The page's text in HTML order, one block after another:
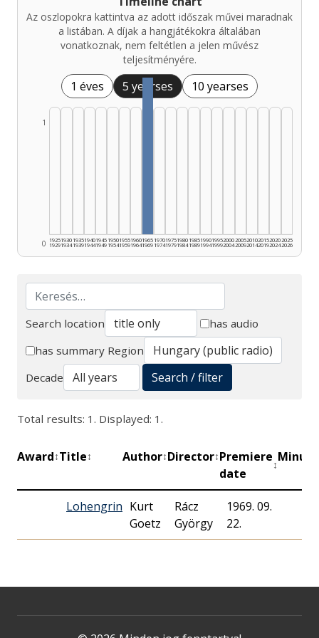
Az oszlopokra kattintva az adott időszak művei maradnak
a listában. A díjak a hangjátékokra általában
vonatkoznak, nem feltétlen a jelen művész
teljesítményére.
1 éves 5 yearses 10 yearses
0
1
1925
1929
1930
1934
1935
1939
1940
1944
1945
1949
1950
1954
1955
1959
1960
1964
1965
1969
1970
1974
1975
1979
1980
1984
1985
1989
1990
1994
1995
1999
2000
2004
2005
2009
2010
2014
2015
2019
2020
2024
2025
2026
Search
Search location
has audio
has summary Region
Decade
Search / filter
Total results: 1. Displayed: 1.
Award↕Title↕ Author↕Director↕Premiere
date
↕
Lohengrin Kurt
Goetz
Rácz
György
1969. 09.
22.